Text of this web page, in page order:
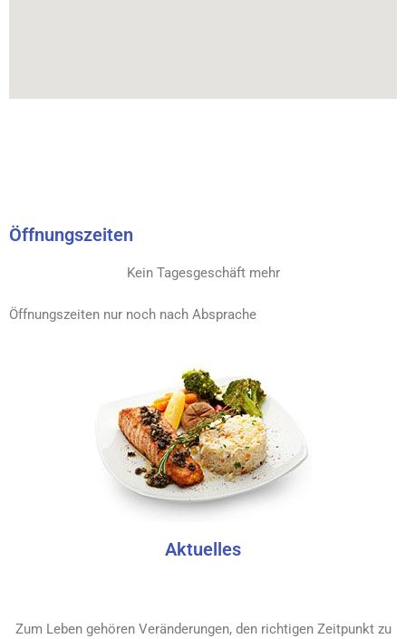
Öffnungszeiten
Kein Tagesgeschäft mehr
Öffnungszeiten nur noch nach Absprache
Aktuelles
Zum Leben gehören Veränderungen, den richtigen Zeitpunkt zu